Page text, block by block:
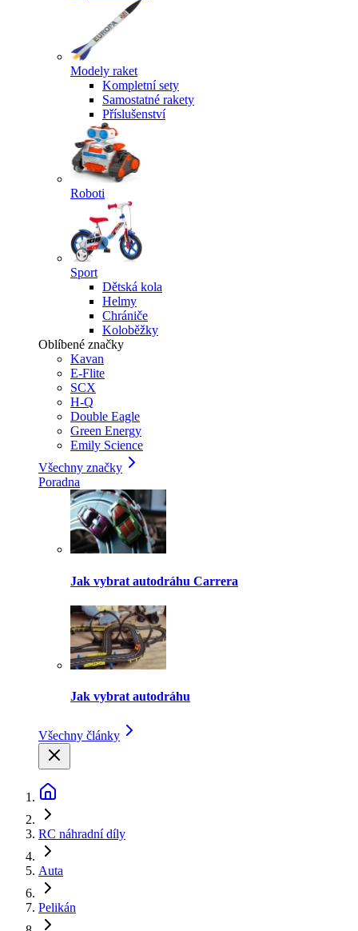
Modely raket
Kompletní sety
Samostatné rakety
Příslušenství
Roboti
Sport
Dětská kola
Helmy
Chrániče
Koloběžky
Oblíbené značky
Kavan
E-Flite
SCX
H-Q
Double Eagle
Green Energy
Emily Science
Všechny značky
Poradna
Jak vybrat autodráhu Carrera
Jak vybrat autodráhu
Všechny články
RC náhradní díly
Auta
Pelikán